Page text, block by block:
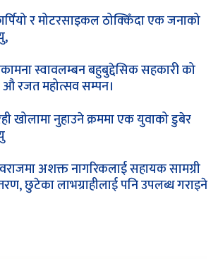
र मोटरसाइकल ठोक्किँदा एक जनाको
स्वावलम्बन बहुबुद्देसिक सहकारी को
रजत महोत्सव सम्पन।
खोलामा नुहाउने क्रममा एक युवाको डुबेर
अशक्त नागरिकलाई सहायक सामग्री
छुटेका लाभग्राहीलाई पनि उपलब्ध गराइने